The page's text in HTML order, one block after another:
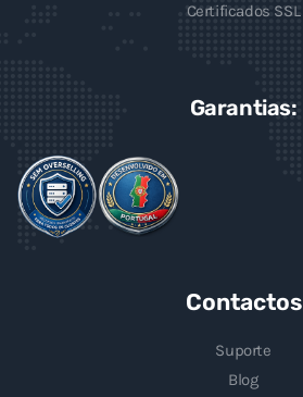
Certificados SSL
Garantias:
Contactos
Suporte
Blog